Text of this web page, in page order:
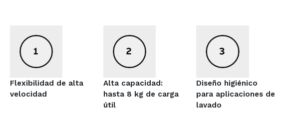
Flexibilidad de alta
velocidad
Alta capacidad:
hasta 8 kg de carga
útil
Diseño higiénico
para aplicaciones de
lavado